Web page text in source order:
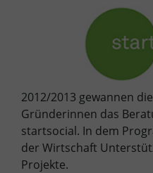
2012/2013 gewannen
Gründerinnen das
startsocial. In dem
der Wirtschaft
Projekte.